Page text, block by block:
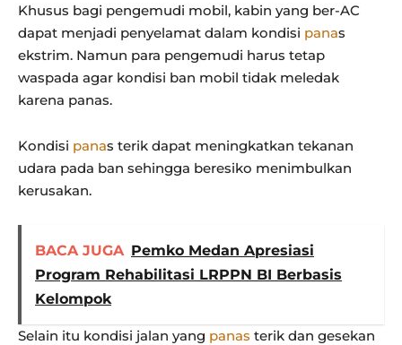
Khusus bagi pengemudi mobil, kabin yang ber-AC
dapat menjadi penyelamat dalam kondisi panas
ekstrim. Namun para pengemudi harus tetap
waspada agar kondisi ban mobil tidak meledak
karena panas.
Kondisi panas terik dapat meningkatkan tekanan
udara pada ban sehingga beresiko menimbulkan
kerusakan.
BACA JUGA Pemko Medan Apresiasi
Program Rehabilitasi LRPPN BI Berbasis
Kelompok
Selain itu kondisi jalan yang panas terik dan gesekan